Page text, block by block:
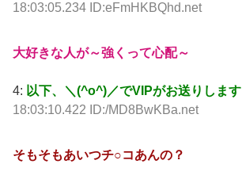
18:03:05.234 ID:eFmHKBQhd.net
大好きな人が～強くって心配～
4: 以下、＼(^o^)／でVIPがお送りします
18:03:10.422 ID:/MD8BwKBa.net
そもそもあいつチ○コあんの？